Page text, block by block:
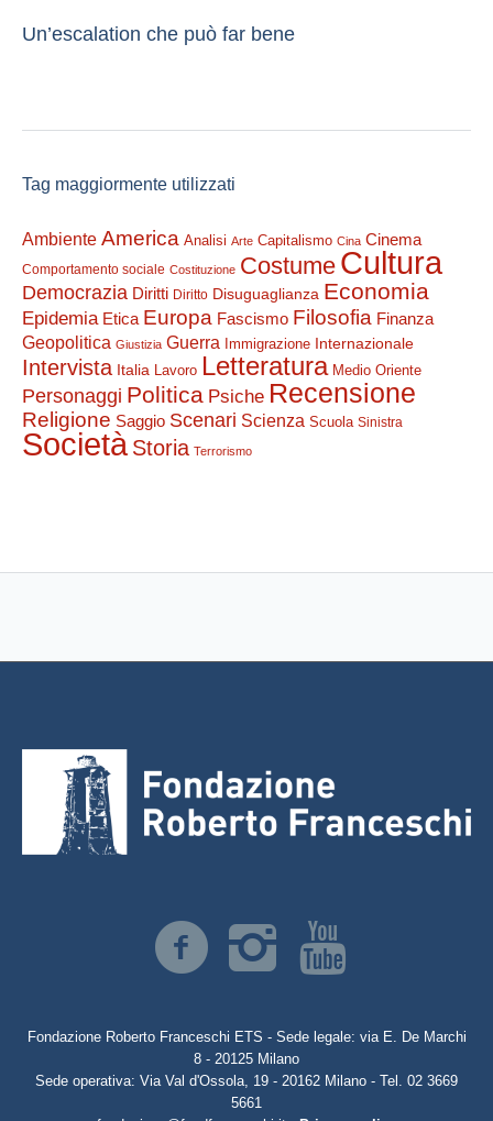
Un’escalation che può far bene
Tag maggiormente utilizzati
Ambiente America Analisi Arte Capitalismo Cina Cinema
Comportamento sociale Costituzione Costume Cultura
Democrazia Diritti Diritto Disuguaglianza Economia
Epidemia Etica Europa Fascismo Filosofia Finanza
Geopolitica Giustizia Guerra Immigrazione Internazionale
Intervista Italia Lavoro Letteratura Medio Oriente
Personaggi Politica Psiche Recensione
Religione Saggio Scenari Scienza Scuola Sinistra
Società Storia Terrorismo
Fondazione Roberto Franceschi ETS - Sede legale: via E. De Marchi
8 - 20125 Milano
Sede operativa: Via Val d'Ossola, 19 - 20162 Milano - Tel. 02 3669
5661